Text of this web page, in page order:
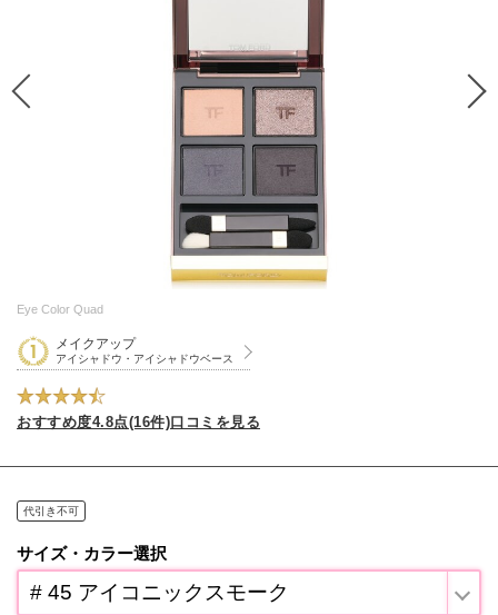
Eye Color Quad
メイクアップ
アイシャドウ・アイシャドウベース
おすすめ度4.8点(16件)口コミを見る
代引き不可
サイズ・カラー選択
# 45 アイコニックスモーク